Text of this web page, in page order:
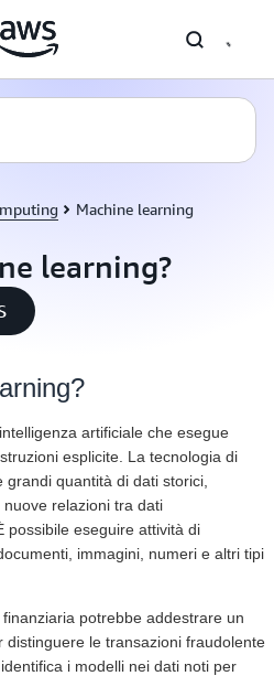
Machine learning
learning?
artificiale che esegue
esplicite. La tecnologia di
quantità di dati storici,
relazioni tra dati
possibile eseguire attività di
immagini, numeri e altri tipi
potrebbe addestrare un
le transazioni fraudolente
i modelli nei dati noti per